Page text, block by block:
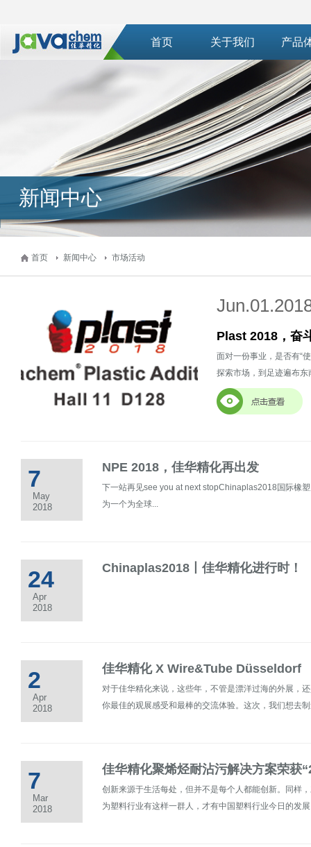
首页 关于我们 产品
新闻中心
首页 新闻中心 市场活动
Plast 2018，奋
面对一份事业，是否有“
探索市场，到足迹遍布
7
May
2018
NPE 2018，佳华精化再出发
下一站再见see you at next stopChinaplas2018国际橡
为一个为全球...
24
Apr
2018
Chinaplas2018丨佳华精化进行时！
2
Apr
2018
佳华精化 X Wire&Tube Düsseldorf
对于佳华精化来说，这些年，不管是漂洋过海的外展，
你最佳的观展感受和最棒的交流体验。这次，我们想去
7
Mar
2018
佳华精化聚烯烃耐沾污解决方案荣
创新来源于生活每处，但并不是每个人都能创新。同样
为塑料行业有这样一群人，才有中国塑料行业今日的发